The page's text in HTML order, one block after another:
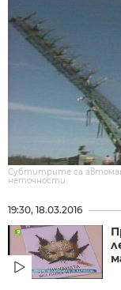
Субтитрите са
неточности.
19:30, 18.03.2016